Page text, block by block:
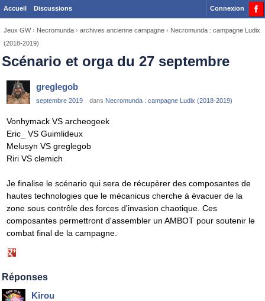
Accueil Discussions Connexion
Jeux GW › Necromunda › archives ancienne campagne › Necromunda : campagne Ludix
(2018-2019)
Scénario et orga du 27 septembre
greglegob
septembre 2019 dans Necromunda : campagne Ludix (2018-2019)
Vonhymack VS archeogeek
Eric_ VS Guimlideux
Melusyn VS greglegob
Riri VS clemich
Je finalise le scénario qui sera de récupèrer des composantes de
hautes technologies que le mécanicus cherche à évacuer de la
zone sous contrôle des forces d'invasion chaotique. Ces
composantes permettront d'assembler un AMBOT pour soutenir le
combat final de la campagne.
Google+
Réponses
Kirou